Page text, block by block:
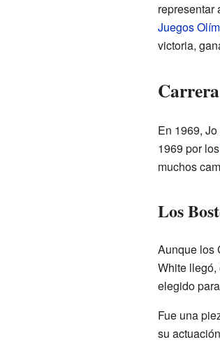
representar
Juegos
victoria,
En 1969,
1969 por los
muchos
Los
Aunque los
White llegó,
elegido
Fue una
su